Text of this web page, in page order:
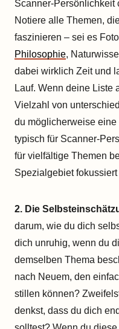
Scanner-Persönlichkeit
Notiere alle Themen,
faszinieren – sei es
Philosophie,
dabei wirklich Zeit und
Lauf. Wenn deine Liste
Vielzahl von
du möglicherweise
typisch für Scanner-
für vielfältige Themen
Spezialgebiet fokussiert
2. Die
darum, wie du dich
dich unruhig, wenn du
demselben Thema
nach Neuem, den
stillen können?
denkst, dass du dich